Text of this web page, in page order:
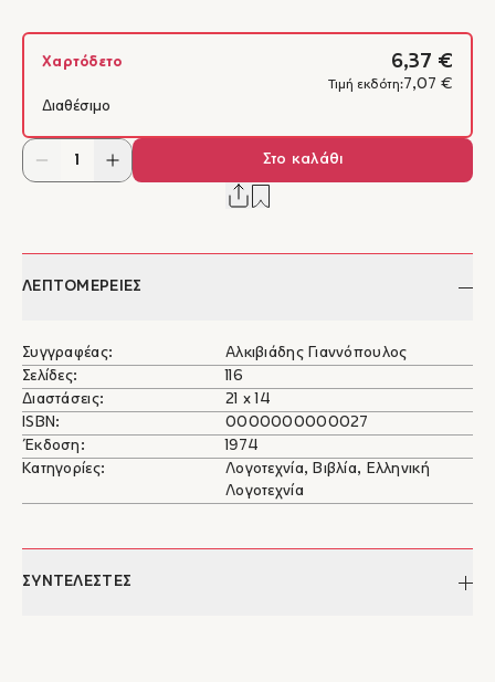
Χαρτόδετο 6,37 €
Τιμή εκδότη:7,07 €
Διαθέσιμο
Στο καλάθι
ΛΕΠΤΟΜΕΡΕΙΕΣ
Συγγραφέας:
Αλκιβιάδης Γιαννόπουλος
Σελίδες:
116
Διαστάσεις:
21 x 14
ISBN:
0000000000027
Έκδοση:
1974
Κατηγορίες:
Λογοτεχνία, Βιβλία, Ελληνική
Λογοτεχνία
ΣΥΝΤΕΛΕΣΤΕΣ